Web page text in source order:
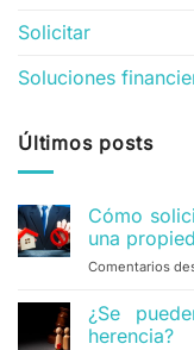
Solicitar
Soluciones
Últimos posts
Cómo
una
Comentarios
¿Se
herencia?